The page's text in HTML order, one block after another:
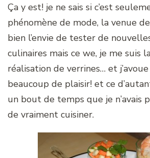
Ça y est! je ne sais si c’est
phénomène de mode, la venue
bien l’envie de tester de
culinaires mais ce we, je me suis
réalisation de verrines… et
beaucoup de plaisir! et ce
un bout de temps que je n’avais
de vraiment cuisiner.